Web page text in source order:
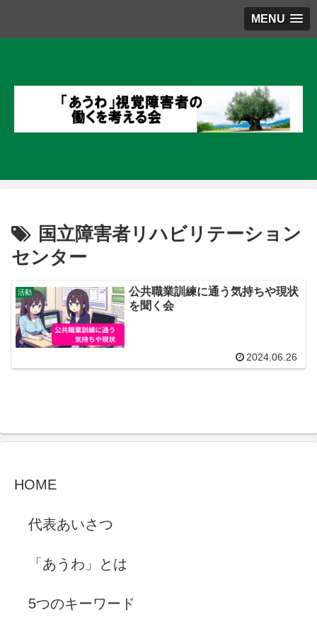
MENU
国立障害者リハビリテーション
センター
活動
公共職業訓練に通う気持ちや現状
を聞く会
2024.06.26
HOME
代表あいさつ
「あうわ」とは
5つのキーワード